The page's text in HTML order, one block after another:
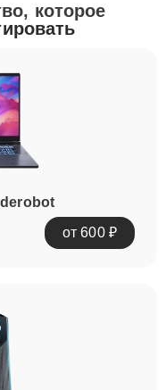
которое
от 600 ₽